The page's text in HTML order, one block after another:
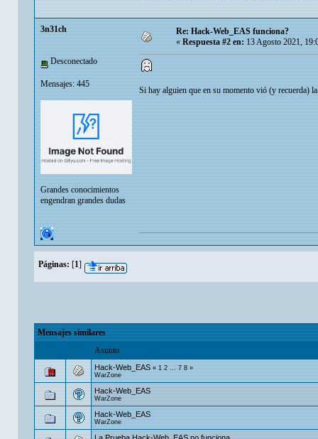
3n31ch
Desconectado
Mensajes: 445
Grandes conocimientos
engendran grandes dudas
Re: Hack-Web_EAS funciona?
«Respuesta #2 en:13 Agosto 2021,
Si hay alguien que en su momento vió (y recuerda)
Páginas: [1]
Mensajes similares
Asunto
Hack-Web_EAS «1 2...7 8»
WarZone
Hack-Web_EAS
WarZone
Hack-Web_EAS
WarZone